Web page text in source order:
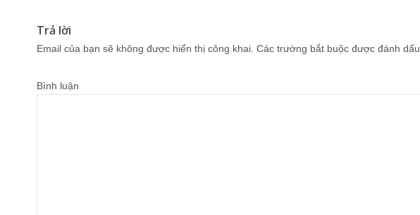
Trả lời
Email của bạn sẽ không được hiển thị công khai. Các trường bắt buộc được đánh dấu
Bình luận